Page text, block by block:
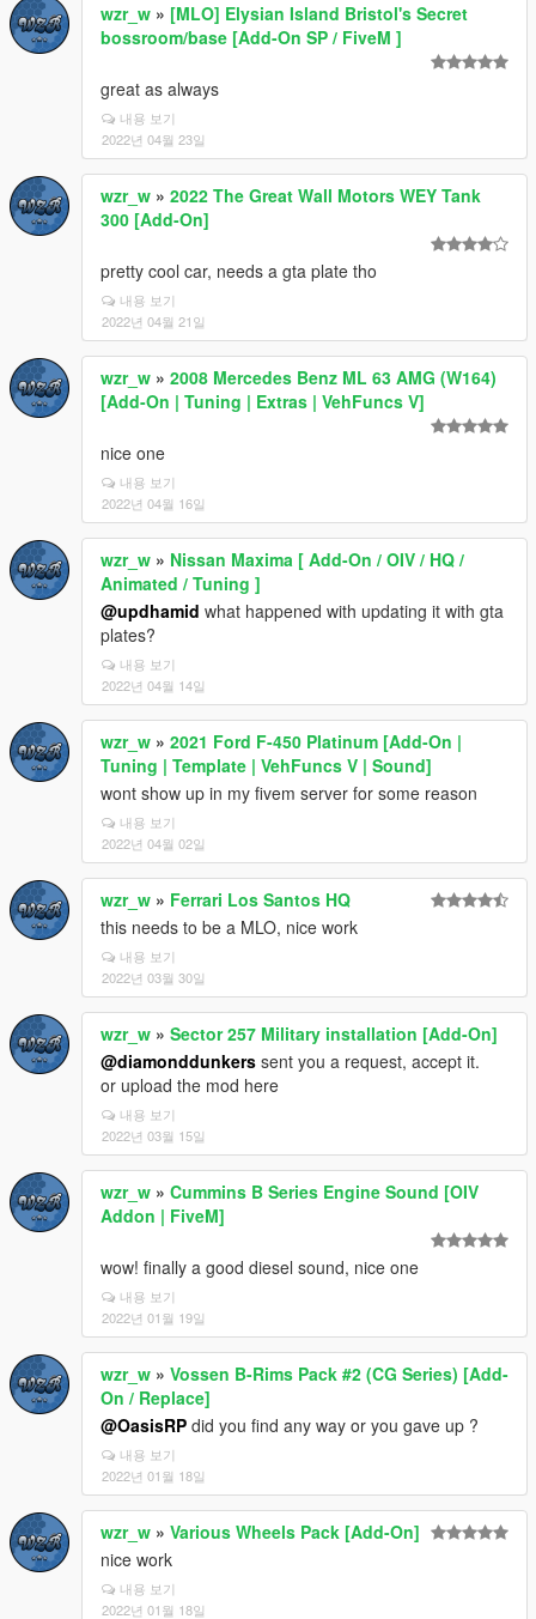
wzr_w » [MLO] Elysian Island Bristol's Secret
bossroom/base [Add-On SP / FiveM ]
great as always
내용 보기
2022년 04월 23일
wzr_w » 2022 The Great Wall Motors WEY Tank
300 [Add-On]
pretty cool car, needs a gta plate tho
내용 보기
2022년 04월 21일
wzr_w » 2008 Mercedes Benz ML 63 AMG (W164)
[Add-On | Tuning | Extras | VehFuncs V]
nice one
내용 보기
2022년 04월 16일
wzr_w » Nissan Maxima [ Add-On / OIV / HQ /
Animated / Tuning ]
@updhamid what happened with updating it with gta
plates?
내용 보기
2022년 04월 14일
wzr_w » 2021 Ford F-450 Platinum [Add-On |
Tuning | Template | VehFuncs V | Sound]
wont show up in my fivem server for some reason
내용 보기
2022년 04월 02일
wzr_w » Ferrari Los Santos HQ
this needs to be a MLO, nice work
내용 보기
2022년 03월 30일
wzr_w » Sector 257 Military installation [Add-On]
@diamonddunkers sent you a request, accept it.
or upload the mod here
내용 보기
2022년 03월 15일
wzr_w » Cummins B Series Engine Sound [OIV
Addon | FiveM]
wow! finally a good diesel sound, nice one
내용 보기
2022년 01월 19일
wzr_w » Vossen B-Rims Pack #2 (CG Series) [Add-
On / Replace]
@OasisRP did you find any way or you gave up ?
내용 보기
2022년 01월 18일
wzr_w » Various Wheels Pack [Add-On]
nice work
내용 보기
2022년 01월 18일